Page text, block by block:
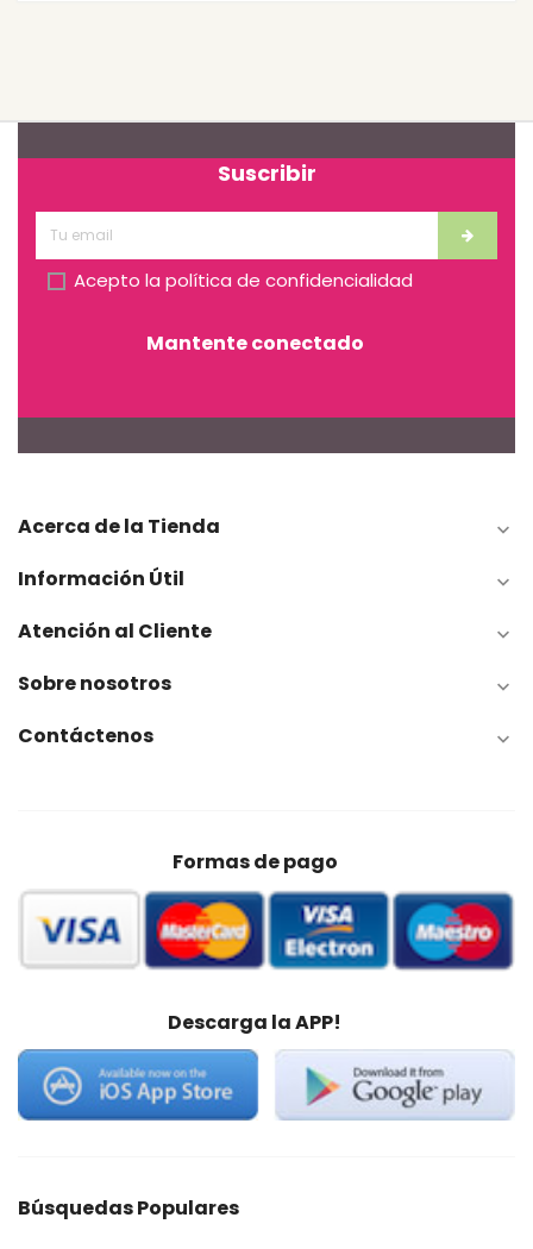
Suscribir
Acepto la política de confidencialidad
Mantente conectado
Acerca de la Tienda 
Información Útil 
Atención al Cliente 
Sobre nosotros 
Contáctenos 
Formas de pago
Descarga la APP!
Búsquedas Populares